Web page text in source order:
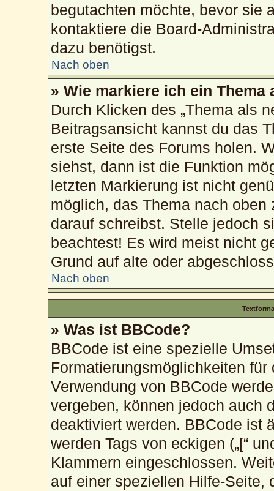
begutachten möchte, bevor sie
kontaktiere die Board-
dazu benötigst.
Nach oben
» Wie markiere ich ein Thema
Durch Klicken des „Thema als
Beitragsansicht kannst du das
erste Seite des Forums holen.
siehst, dann ist die Funktion
letzten Markierung ist nicht
möglich, das Thema nach
darauf schreibst. Stelle jedoch
beachtest! Es wird meist nicht
Grund auf alte oder
Nach oben
» Was ist BBCode?
BBCode ist eine spezielle
Formatierungsmöglichkeiten
Verwendung von BBCode
vergeben, können jedoch auch
deaktiviert werden. BBCode ist
werden Tags von eckigen („[“
Klammern eingeschlossen.
auf einer speziellen Hilfe-Seite,